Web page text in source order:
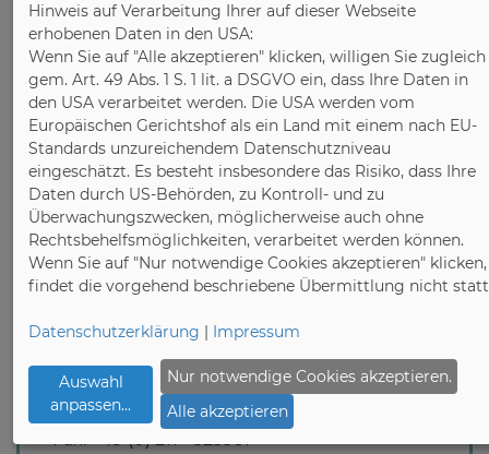
and represent the industry-specific, labour
market and socio-political interests of our
member companies at regional, national
and international level from Düsseldorf.
Support, advice and communication with
our member companies are at the heart of
our association's work. We offer a broad
network, extensive services and useful
information for the industry.
Kunststoffverarbeitung Nordrhein e.V.
Uerdinger Str. 58-62
40474 Düsseldorf
Tel.: +49 (0) 211 - 8678990
Fax: +49 (0) 211 - 323367
Hinweis auf Verarbeitung Ihrer auf dieser Webseite
erhobenen Daten in den USA:
Wenn Sie auf "Alle akzeptieren" klicken, willigen Sie zugleich
gem. Art. 49 Abs. 1 S. 1 lit. a DSGVO ein, dass Ihre Daten in
den USA verarbeitet werden. Die USA werden vom
Europäischen Gerichtshof als ein Land mit einem nach EU-
Standards unzureichendem Datenschutzniveau
eingeschätzt. Es besteht insbesondere das Risiko, dass Ihre
Daten durch US-Behörden, zu Kontroll- und zu
Überwachungszwecken, möglicherweise auch ohne
Rechtsbehelfsmöglichkeiten, verarbeitet werden können.
Wenn Sie auf "Nur notwendige Cookies akzeptieren" klicken,
findet die vorgehend beschriebene Übermittlung nicht
Datenschutzerklärung | Impressum
Auswahl
anpassen...
Nur notwendige Cookies akzeptieren.
Alle akzeptieren